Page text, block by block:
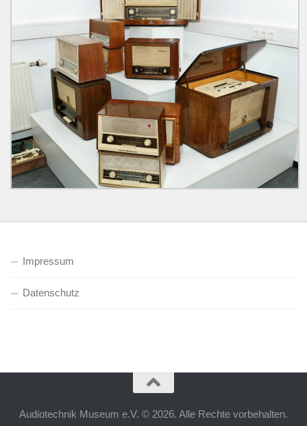
Impressum
Datenschutz
Audiotechnik Museum e.V. © 2026. Alle Rechte vorbehalten.